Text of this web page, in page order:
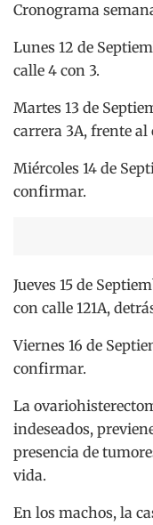
Cronograma
Lunes 12 de
calle 4 con 3.
Martes 13 de
carrera 3A, frente al
Miércoles 14 de
confirmar.
Jueves 15 de
con calle 121A,
Viernes 16 de
confirmar.
La
indeseados,
presencia de
vida.
En los machos, la